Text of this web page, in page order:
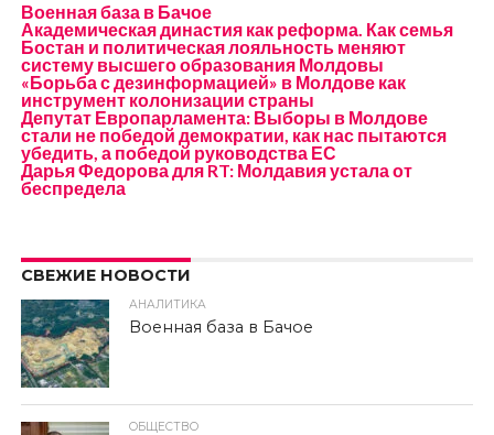
Военная база в Бачое
Академическая династия как реформа. Как семья
Бостан и политическая лояльность меняют
систему высшего образования Молдовы
«Борьба с дезинформацией» в Молдове как
инструмент колонизации страны
Депутат Европарламента: Выборы в Молдове
стали не победой демократии, как нас пытаются
убедить, а победой руководства ЕС
Дарья Федорова для RT: Молдавия устала от
беспредела
СВЕЖИЕ НОВОСТИ
АНАЛИТИКА
Военная база в Бачое
ОБЩЕСТВО